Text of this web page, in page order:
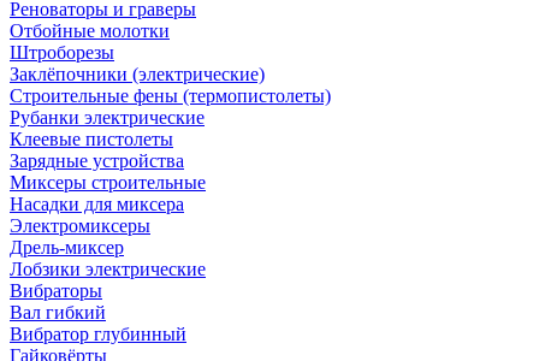
Реноваторы и граверы
Отбойные молотки
Штроборезы
Заклёпочники (электрические)
Строительные фены (термопистолеты)
Рубанки электрические
Клеевые пистолеты
Зарядные устройства
Миксеры строительные
Насадки для миксера
Электромиксеры
Дрель-миксер
Лобзики электрические
Вибраторы
Вал гибкий
Вибратор глубинный
Гайковёрты